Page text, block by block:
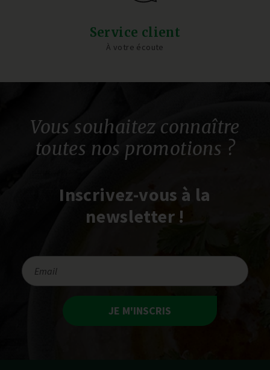
Service client
À votre écoute
Vous souhaitez connaître
toutes nos promotions ?
Inscrivez-vous à la
newsletter !
JE M'INSCRIS